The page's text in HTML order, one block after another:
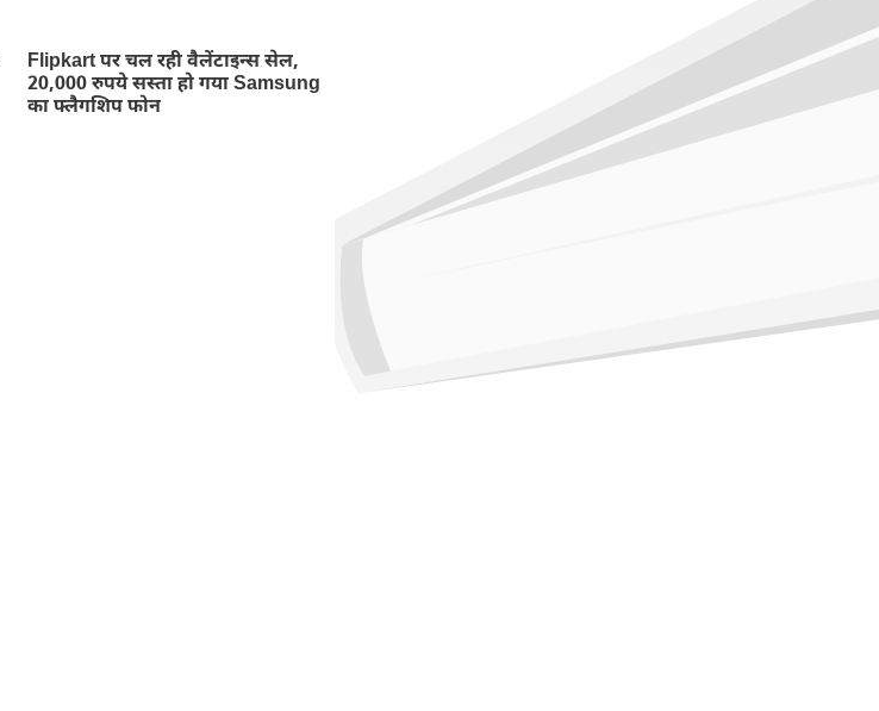
Flipkart पर चल रही वैलेंटाइन्स सेल,
20,000 रुपये सस्ता हो गया Samsung
का फ्लैगशिप फोन